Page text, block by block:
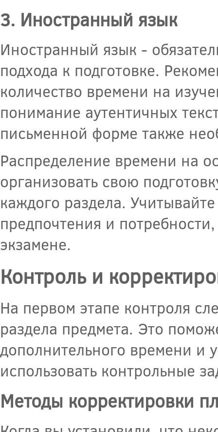
3. Иностранный язык
Иностранный язык -
подхода к подготовке.
количество времени на
понимание аутентичных
письменной форме также
Распределение времени на
организовать свою
каждого раздела.
предпочтения и
экзамене.
Контроль и
На первом этапе контроля
раздела предмета. Это
дополнительного времени и
использовать контрольные
Методы корректировки